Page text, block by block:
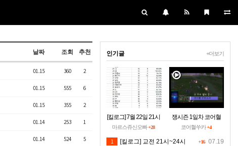
날짜 조회 추천
01.15 360 2
01.15 555 6
01.15 355 2
01.14 253 1
01.14 524 5
+더보기
인기글
[킬로그] 7월 22일 21시
~24시30분 [수정본]
마르스쥬신오빠+28
쟁시즌 1일차 코어혈
을 구하소서
코어혈쑤카+4
+16 07.19
1 [킬로그] 교전 21시~24시